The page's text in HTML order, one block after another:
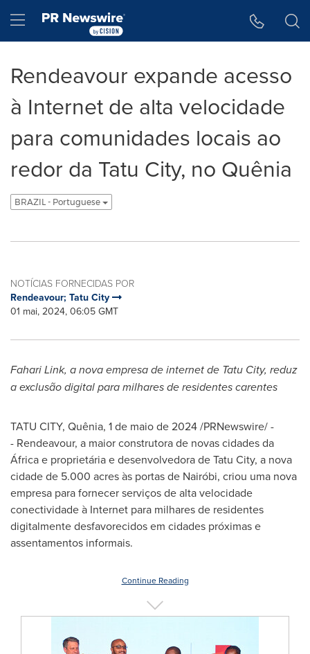
Hamburger menu
Rendeavour expande acesso
à Internet de alta velocidade
para comunidades locais ao
redor da Tatu City, no Quênia
BRAZIL - Portuguese
NOTÍCIAS FORNECIDAS POR
Rendeavour; Tatu City
01 mai, 2024, 06:05 GMT
Fahari Link, a nova empresa de internet de Tatu City, reduz
a exclusão digital para milhares de residentes carentes
TATU CITY, Quênia, 1 de maio de 2024/PRNewswire/ -
- Rendeavour, a maior construtora de novas cidades da
África e proprietária e desenvolvedora de Tatu City, a nova
cidade de 5.000 acres às portas de Nairóbi, criou uma nova
empresa para fornecer serviços de alta velocidade
conectividade à Internet para milhares de residentes
digitalmente desfavorecidos em cidades próximas e
assentamentos informais.
Continue Reading